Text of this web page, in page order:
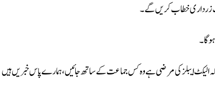
زرداری خطاب کر یں گے۔
گا۔
کہ الیکٹ ایبلز کی مرضی ہے وہ کس جماعت کے ساتھ جائیں، ہمارے پاس خبریں ہیں